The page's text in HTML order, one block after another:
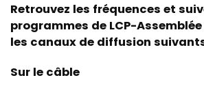
Retrouvez les fréquences et
programmes de LCP-
les canaux de diffusion
Sur le câble